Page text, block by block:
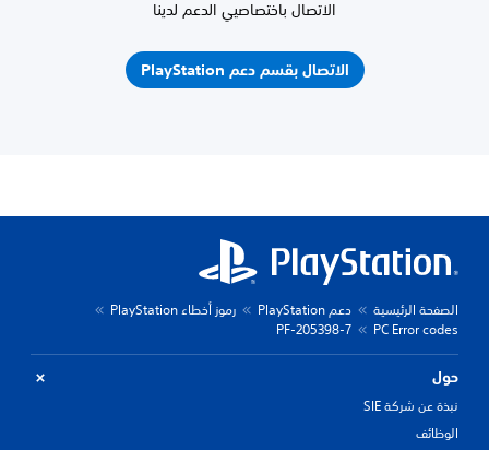
الاتصال باختصاصيي الدعم لدينا
الاتصال بقسم دعم PlayStation
الصفحة الرئيسية دعم PlayStation
رموز أخطاء PlayStation
PC Error codes
PF-205398-7
حول
نبذة عن شركة SIE
الوظائف